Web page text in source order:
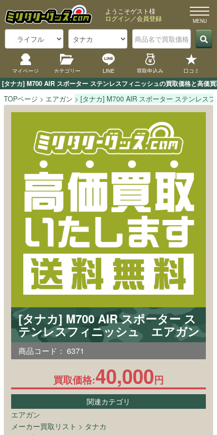
[タナカ] M700 AIR スポーター ステンレスフィニッシュの買取価格と高価
ようこそゲスト様
ログイン／会員登録
マイページ カテゴリー LINE 買取申込み 口コミ
TOPページ エアガン [タナカ] M700 AIR スポーター ステンレス
[タナカ] M700 AIR スポーター ス
テンレスフィニッシュ エアガン
商品コード： 6371
買取価格:40,000円
関連カテゴリ
エアガン
メーカー買取リスト > タナカ